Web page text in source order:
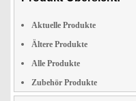
Aktuelle Produkte
Ältere Produkte
Alle Produkte
Zubehör Produkte